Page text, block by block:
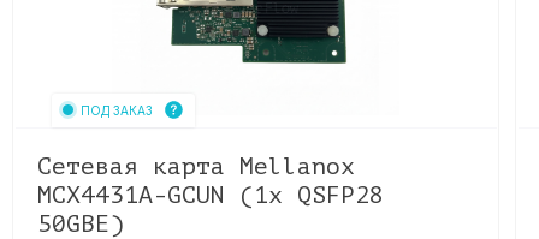
ПОД ЗАКАЗ
Сетевая карта Mellanox
MCX4431A-GCUN (1x QSFP28
50GBE)